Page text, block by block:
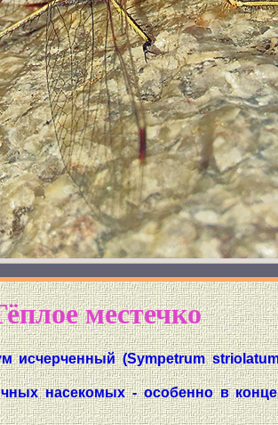
местечко
исчерченный (Sympetrum
насекомых - особенно в